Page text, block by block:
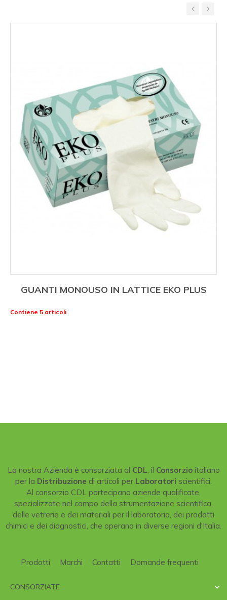
GUANTI MONOUSO IN LATTICE EKO PLUS
Contiene 5 articoli
‹ ›
La nostra Azienda è consorziata al CDL , il Consorzioitaliano
per la Distribuzione di articoli per Laboratori scientifici.
Al consorzio CDL partecipano aziende qualificate,
specializzate nel campo della strumentazione scientifica,
delle vetrerie e dei materiali per il laboratorio, dei prodotti
chimici e dei diagnostici, che operano in diverse regioni d'Italia.
Prodotti Marchi Contatti Domande frequenti
CONSORZIATE 